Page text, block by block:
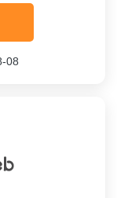
08